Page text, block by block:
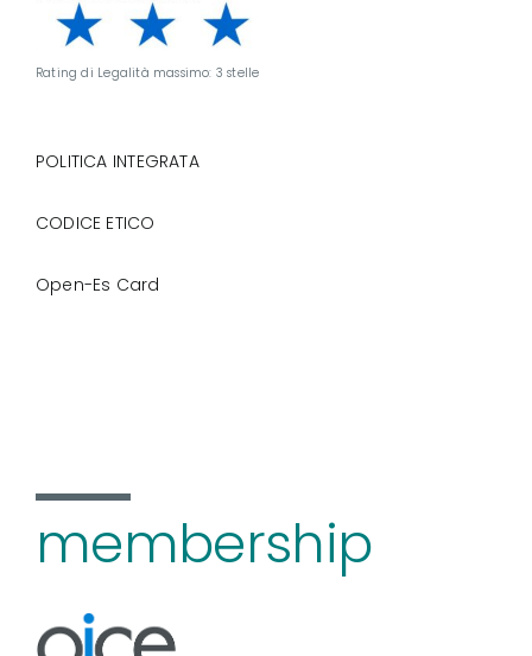
Rating di Legalità massimo: 3 stelle
POLITICA INTEGRATA
CODICE ETICO
Open-Es Card
membership